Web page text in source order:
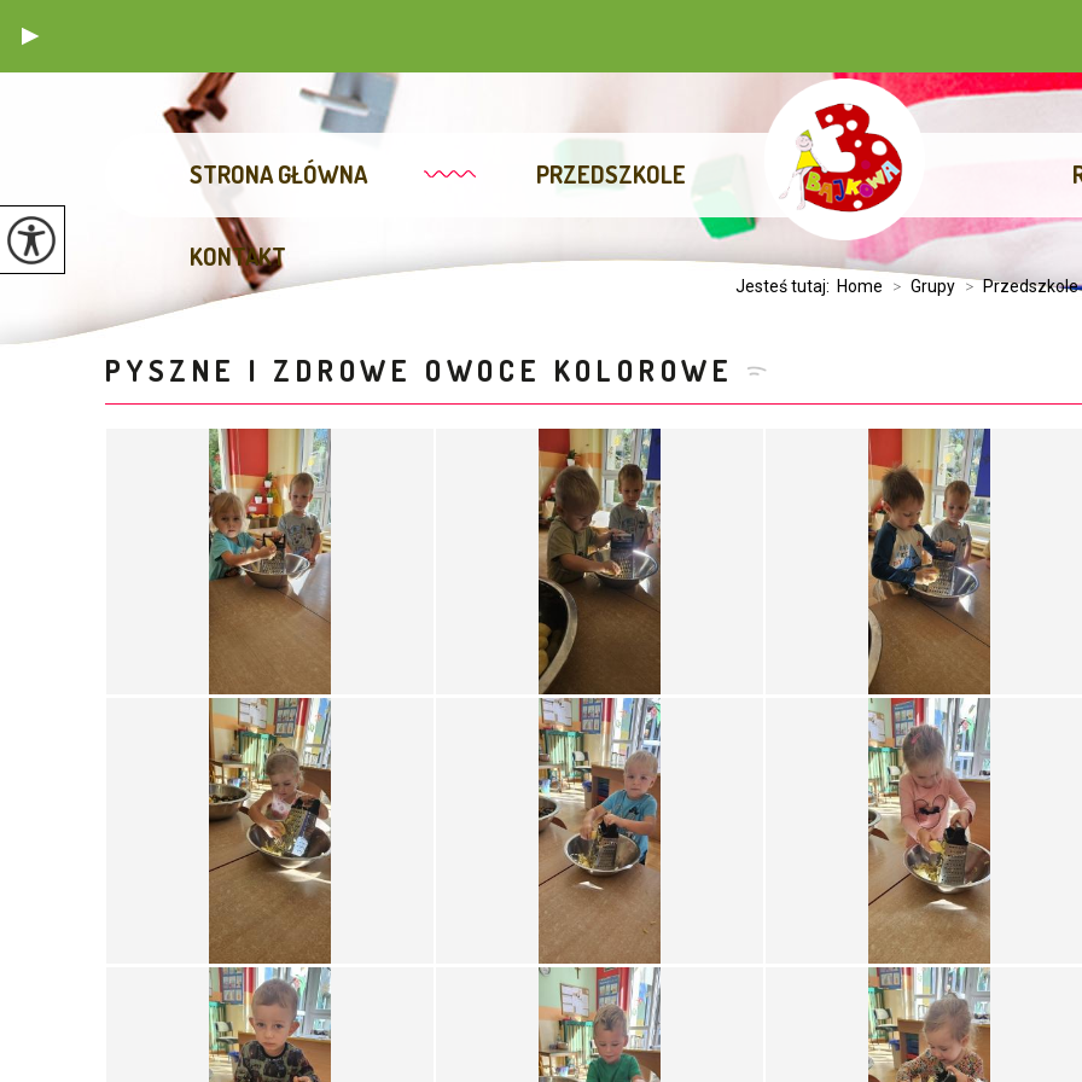
STRONA GŁÓWNA PRZEDSZKOLE
KONTAKT
Jesteś tutaj: Home > Grupy > Przedszkole
PYSZNE I ZDROWE OWOCE KOLOROWE